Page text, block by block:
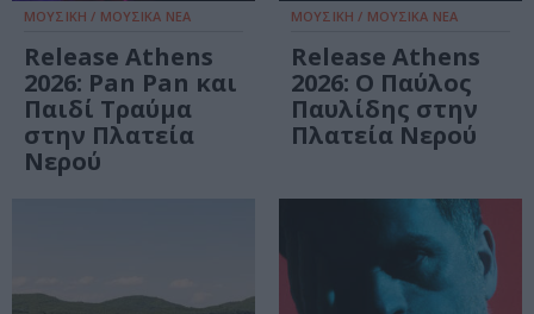
ΜΟΥΣΙΚΗ / ΜΟΥΣΙΚΑ ΝΕΑ
Release Athens
2026: Pan Pan και
Παιδί Τραύμα
στην Πλατεία
Νερού
ΜΟΥΣΙΚΗ / ΜΟΥΣΙΚΑ ΝΕΑ
Release Athens
2026: Ο Παύλος
Παυλίδης στην
Πλατεία Νερού